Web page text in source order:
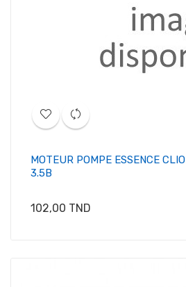
MOTEUR POMPE ESSENCE CLIO
3.5B
Prix
102,00 TND